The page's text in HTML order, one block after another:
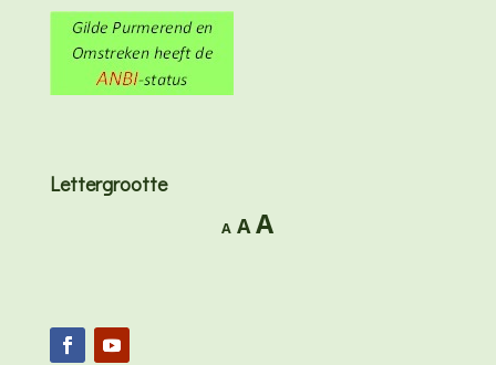
Lettergrootte
A Lettertype
ALettertype
ALettertype